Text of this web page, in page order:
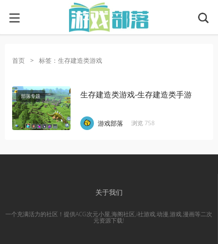
首页 > 标签：生存建造类游戏
部落专题 生存建造类游戏-生存建造类手游
游戏部落 浏览 758
关于我们
一个充满活力的社区！提供ACG次元小屋,海阁社区,i社游戏,动漫,游戏,漫画等二次
元资源下载!